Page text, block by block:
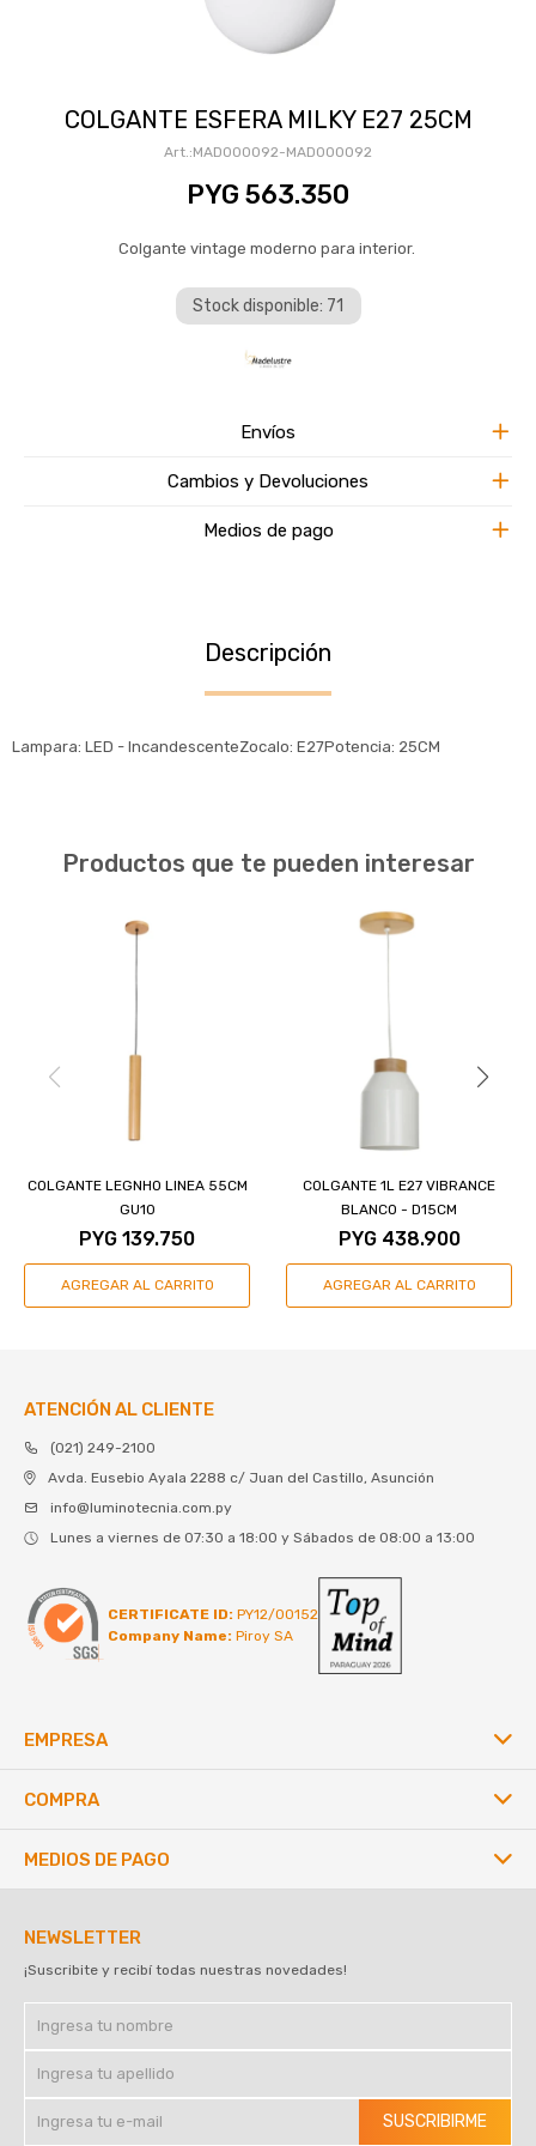
COLGANTE ESFERA MILKY E27 25CM
MAD000092-MAD000092
PYG 563.350
Colgante vintage moderno para interior.
Stock disponible: 71
Envíos
Cambios y Devoluciones
Medios de pago
Descripción
Lampara: LED - IncandescenteZocalo: E27Potencia: 25CM
Productos que te pueden interesar
COLGANTE LEGNHO LINEA 55CM
GU10
PYG 139.750
COLGANTE 1L E27 VIBRANCE
BLANCO - D15CM
PYG 438.900
ATENCIÓN AL CLIENTE
(021) 249-2100
Avda. Eusebio Ayala 2288 c/ Juan del Castillo, Asunción
info@luminotecnia.com.py
Lunes a viernes de 07:30 a 18:00 y Sábados de 08:00 a 13:00
CERTIFICATE ID: PY12/00152
Company Name: Piroy SA
EMPRESA
COMPRA
NEWSLETTER
¡Suscribite y recibí todas nuestras novedades!
SUSCRIBIRME
MEDIOS DE PAGO